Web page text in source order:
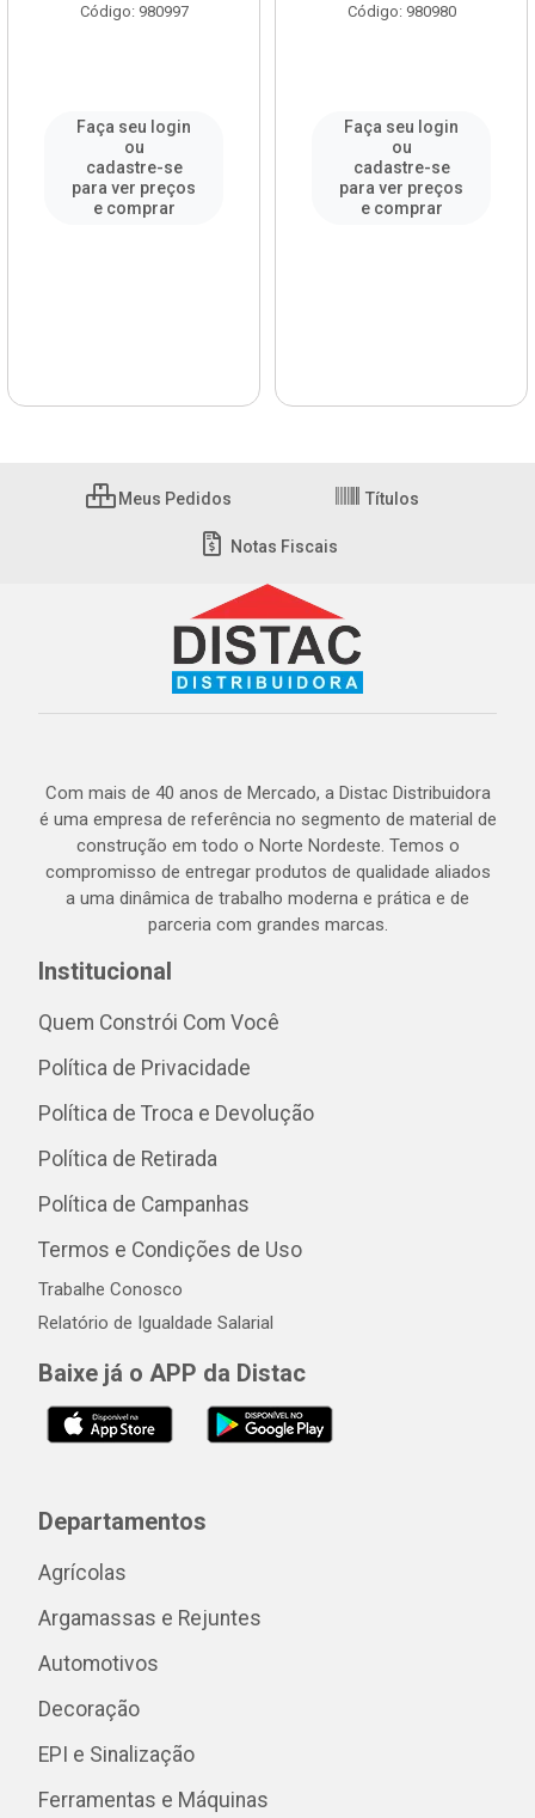
Código: 980997
Faça seu login
ou
cadastre-se
para ver preços
e comprar
Código: 980980
Faça seu login
ou
cadastre-se
para ver preços
e comprar
Meus Pedidos Títulos
Notas Fiscais
Com mais de 40 anos de Mercado, a Distac Distribuidora
é uma empresa de referência no segmento de material de
construção em todo o Norte Nordeste. Temos o
compromisso de entregar produtos de qualidade aliados
a uma dinâmica de trabalho moderna e prática e de
parceria com grandes marcas.
Institucional
Quem Constrói Com Você
Política de Privacidade
Política de Troca e Devolução
Política de Retirada
Política de Campanhas
Termos e Condições de Uso
Trabalhe Conosco
Relatório de Igualdade Salarial
Baixe já o APP da Distac
Departamentos
Agrícolas
Argamassas e Rejuntes
Automotivos
Decoração
EPI e Sinalização
Ferramentas e Máquinas